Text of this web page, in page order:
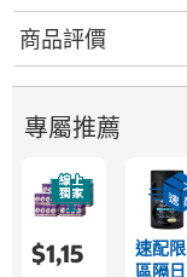
商品評價
專屬推薦
$1,15
速配限
區隔日